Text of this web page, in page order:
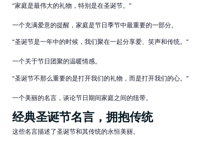
“家庭是最伟大的礼物，特别是在圣诞节。”
一个充满爱意的提醒，家庭是节日季节中最重要的一部分。
“圣诞节是一年中的时候，我们聚在一起分享爱、笑声和传统。”
一个关于节日团聚的温暖情感。
“圣诞节不那么重要的是打开我们的礼物，而是打开我们的心。”
一个美丽的名言，谈论节日期间家庭之间的纽带。
经典圣诞节名言，拥抱传统
这些名言描述了圣诞节和其传统的永恒美丽。